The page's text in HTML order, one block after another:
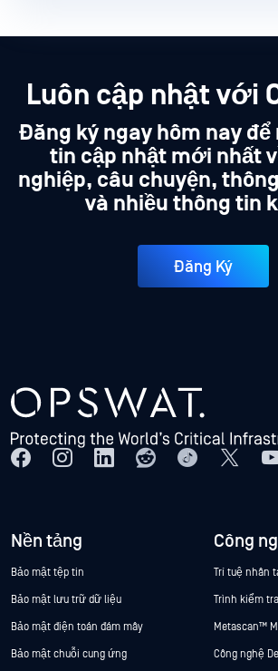
Luôn cập nhật với
Đăng ký ngay hôm nay để
tin cập nhật mới nhất
nghiệp, câu chuyện,
và nhiều thông tin
Đăng Ký
Nền tảng
Bảo mật tệp tin
Bảo mật lưu trữ dữ liệu
Bảo mật điện toán đám mây
Bảo mật chuỗi cung ứng
Công
Trí tuệ nhân
Trình kiểm
Metascan™
Công nghệ